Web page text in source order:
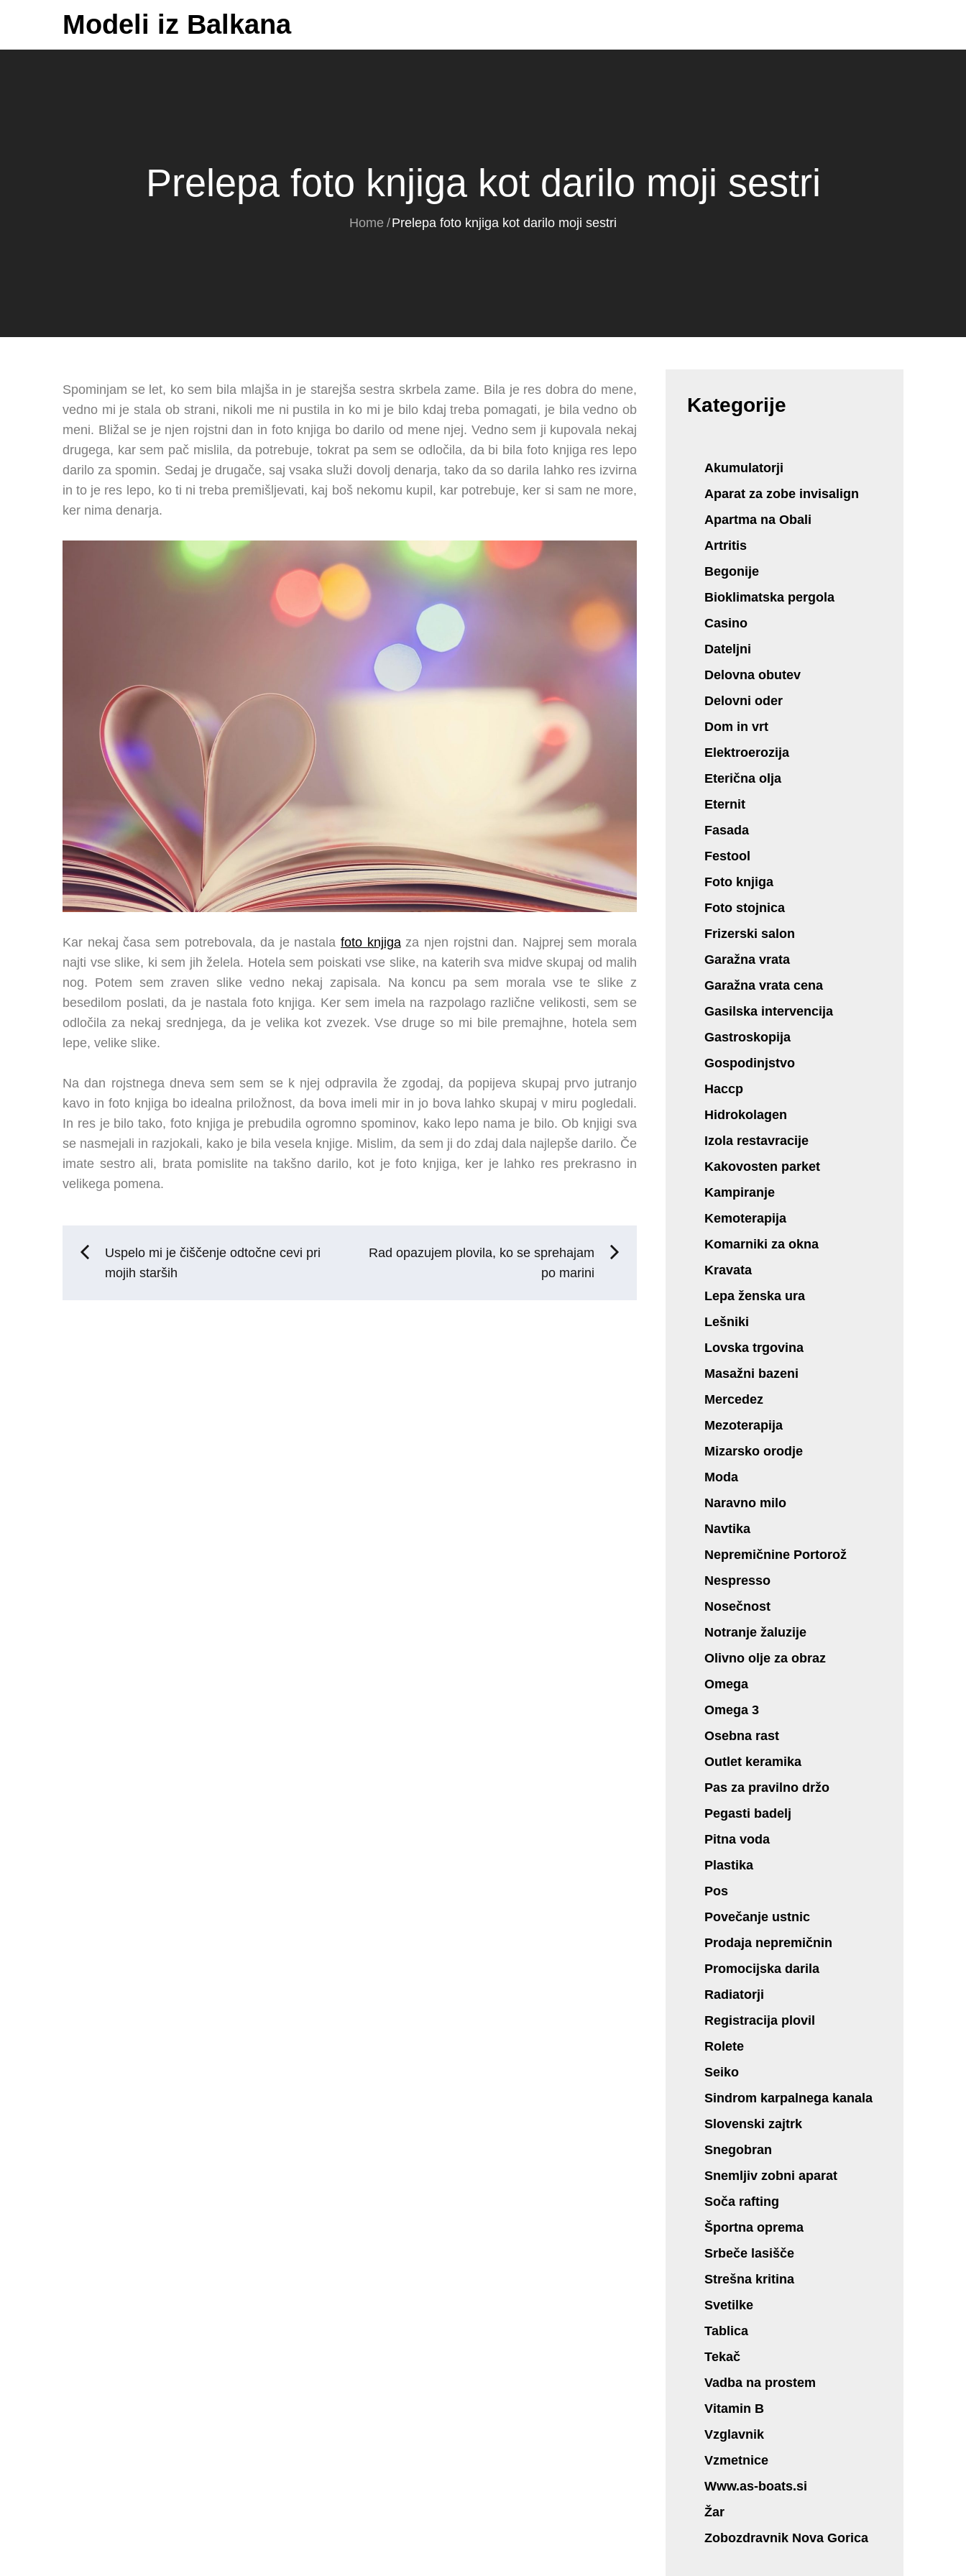
content
Modeli iz Balkana
Prelepa foto knjiga kot darilo moji sestri
Home Prelepa foto knjiga kot darilo moji sestri
Spominjam se let, ko sem bila mlajša in je starejša sestra skrbela zame. Bila je res dobra do mene,
vedno mi je stala ob strani, nikoli me ni pustila in ko mi je bilo kdaj treba pomagati, je bila vedno ob
meni. Bližal se je njen rojstni dan in foto knjiga bo darilo od mene njej. Vedno sem ji kupovala nekaj
drugega, kar sem pač mislila, da potrebuje, tokrat pa sem se odločila, da bi bila foto knjiga res lepo
darilo za spomin. Sedaj je drugače, saj vsaka služi dovolj denarja, tako da so darila lahko res izvirna
in to je res lepo, ko ti ni treba premišljevati, kaj boš nekomu kupil, kar potrebuje, ker si sam ne more,
ker nima denarja.
Kar nekaj časa sem potrebovala, da je nastala foto knjigaza njen rojstni dan. Najprej sem morala
najti vse slike, ki sem jih želela. Hotela sem poiskati vse slike, na katerih sva midve skupaj od malih
nog. Potem sem zraven slike vedno nekaj zapisala. Na koncu pa sem morala vse te slike z
besedilom poslati, da je nastala foto knjiga. Ker sem imela na razpolago različne velikosti, sem se
odločila za nekaj srednjega, da je velika kot zvezek. Vse druge so mi bile premajhne, hotela sem
lepe, velike slike.
Na dan rojstnega dneva sem sem se k njej odpravila že zgodaj, da popijeva skupaj prvo jutranjo
kavo in foto knjiga bo idealna priložnost, da bova imeli mir in jo bova lahko skupaj v miru pogledali.
In res je bilo tako, foto knjiga je prebudila ogromno spominov, kako lepo nama je bilo. Ob knjigi sva
se nasmejali in razjokali, kako je bila vesela knjige. Mislim, da sem ji do zdaj dala najlepše darilo. Če
imate sestro ali, brata pomislite na takšno darilo, kot je foto knjiga, ker je lahko res prekrasno in
velikega pomena.
Navigacija
Uspelo mi je čiščenje odtočne cevi pri
mojih starših
Rad opazujem plovila, ko se sprehajam
po marini
Kategorije
Akumulatorji
Aparat za zobe invisalign
Apartma na Obali
Artritis
Begonije
Bioklimatska pergola
Casino
Dateljni
Delovna obutev
Delovni oder
Dom in vrt
Elektroerozija
Eterična olja
Eternit
Fasada
Festool
Foto knjiga
Foto stojnica
Frizerski salon
Garažna vrata
Garažna vrata cena
Gasilska intervencija
Gastroskopija
Gospodinjstvo
Haccp
Hidrokolagen
Izola restavracije
Kakovosten parket
Kampiranje
Kemoterapija
Komarniki za okna
Kravata
Lepa ženska ura
Lešniki
Lovska trgovina
Masažni bazeni
Mercedez
Mezoterapija
Mizarsko orodje
Moda
Naravno milo
Navtika
Nepremičnine Portorož
Nespresso
Nosečnost
Notranje žaluzije
Olivno olje za obraz
Omega
Omega 3
Osebna rast
Outlet keramika
Pas za pravilno držo
Pegasti badelj
Pitna voda
Plastika
Pos
Povečanje ustnic
Prodaja nepremičnin
Promocijska darila
Radiatorji
Registracija plovil
Rolete
Seiko
Sindrom karpalnega kanala
Slovenski zajtrk
Snegobran
Snemljiv zobni aparat
Soča rafting
Športna oprema
Srbeče lasišče
Strešna kritina
Svetilke
Tablica
Tekač
Vadba na prostem
Vitamin B
Vzglavnik
Vzmetnice
Www.as-boats.si
Žar
Zobozdravnik Nova Gorica